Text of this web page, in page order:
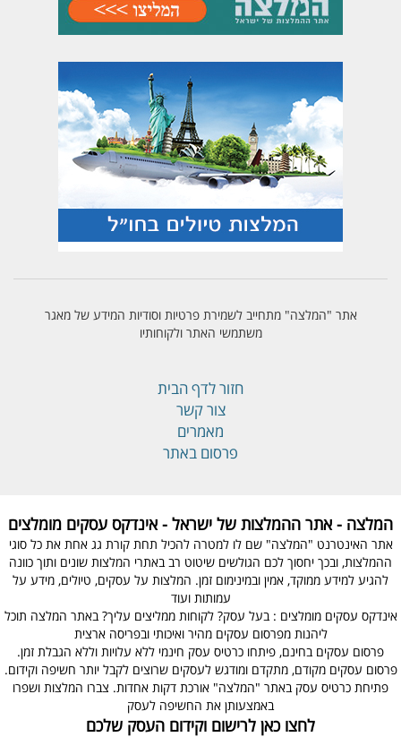
אתר "המלצה" מתחייב לשמירת פרטיות וסודיות המידע של מאגר
משתמשי האתר ולקוחותיו
חזור לדף הבית
צור קשר
מאמרים
פרסום באתר
המלצה - אתר ההמלצות של ישראל - אינדקס עסקים מומלצים
אתר האינטרנט "המלצה" שם לו למטרה להכיל תחת קורת גג אחת את כל סוגי
ההמלצות, ובכך יחסוך לכם הגולשים שיטוט רב באתרי המלצות שונים ותוך כוונה
להגיע למידע ממוקד, אמין ובמינימום זמן. המלצות על עסקים, טיולים, מידע על
עמותות ועוד
אינדקס עסקים מומלצים : בעל עסק? לקוחות ממליצים עליך? באתר המלצה תוכל
ליהנות מפרסום עסקים מהיר ואיכותי ובפריסה ארצית
פרסום עסקים בחינם, פיתחו כרטיס עסק חינמי ללא עלויות וללא הגבלת זמן.
פרסום עסקים מקודם, מתקדם ומודגש לעסקים שרוצים לקבל יותר חשיפה וקידום.
פתיחת כרטיס עסק באתר "המלצה" אורכת דקות אחדות. צברו המלצות ושפרו
באמצעותן את החשיפה לעסק
לחצו כאן לרישום וקידום העסק שלכם